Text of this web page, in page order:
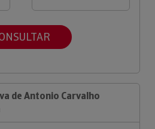
de Antonio Carvalho